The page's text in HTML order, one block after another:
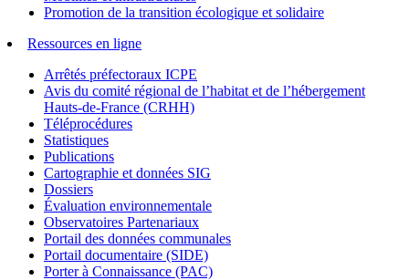
Promotion de la transition écologique et solidaire
Ressources en ligne
Arrêtés préfectoraux ICPE
Avis du comité régional de l’habitat et de l’hébergement
Hauts-de-France (CRHH)
Téléprocédures
Statistiques
Publications
Cartographie et données SIG
Dossiers
Évaluation environnementale
Observatoires Partenariaux
Portail des données communales
Portail documentaire (SIDE)
Porter à Connaissance (PAC)